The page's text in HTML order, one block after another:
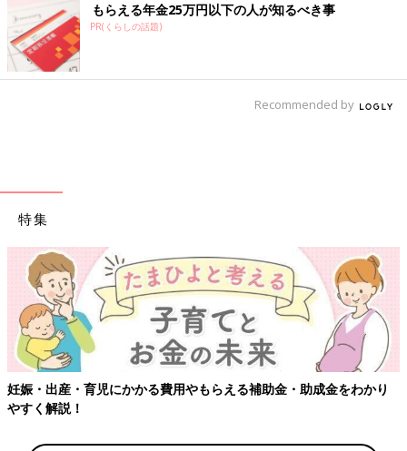
もらえる年金25万円以下の人が知るべき事
PR(くらしの話題)
Recommended by
特集
【ワクチン接種できるものも】妊婦の感染症対策、知っておいて！